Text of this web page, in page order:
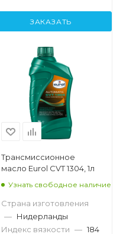
ЗАКАЗАТЬ
Трансмиссионное
масло Eurol CVT 1304, 1л
Узнать свободное наличие
Страна изготовления
— Нидерланды
Индекс вязкости — 184